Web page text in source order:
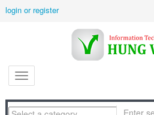
login or register